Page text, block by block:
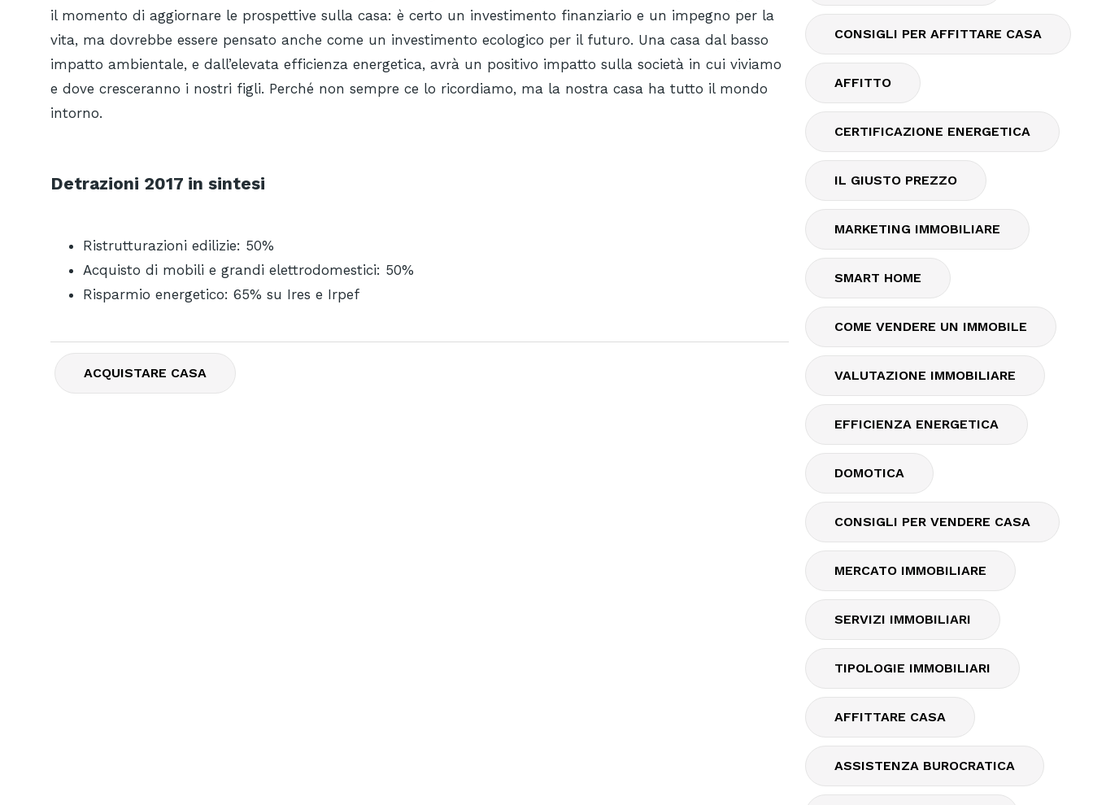
il momento di aggiornare le prospettive sulla casa: è certo un investimento finanziario e un impegno per la
vita, ma dovrebbe essere pensato anche come un investimento ecologico per il futuro. Una casa dal basso
impatto ambientale, e dall’elevata efficienza energetica, avrà un positivo impatto sulla società in cui viviamo
e dove cresceranno i nostri figli. Perché non sempre ce lo ricordiamo, ma la nostra casa ha tutto il mondo
intorno.
Detrazioni 2017 in sintesi
Ristrutturazioni edilizie: 50%
Acquisto di mobili e grandi elettrodomestici: 50%
Risparmio energetico: 65% su Ires e Irpef
ACQUISTARE CASA
CONSIGLI PER AFFITTARE CASA
AFFITTO
CERTIFICAZIONE ENERGETICA
IL GIUSTO PREZZO
MARKETING IMMOBILIARE
SMART HOME
COME VENDERE UN IMMOBILE
VALUTAZIONE IMMOBILIARE
EFFICIENZA ENERGETICA
DOMOTICA
CONSIGLI PER VENDERE CASA
MERCATO IMMOBILIARE
SERVIZI IMMOBILIARI
TIPOLOGIE IMMOBILIARI
AFFITTARE CASA
ASSISTENZA BUROCRATICA